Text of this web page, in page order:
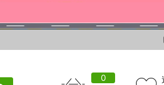
0